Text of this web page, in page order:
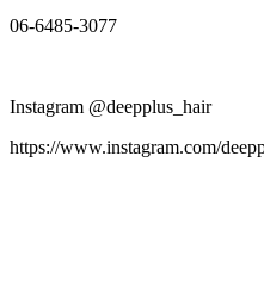
06-6485-3077
Instagram @deepplus_hair
https://www.instagram.com/